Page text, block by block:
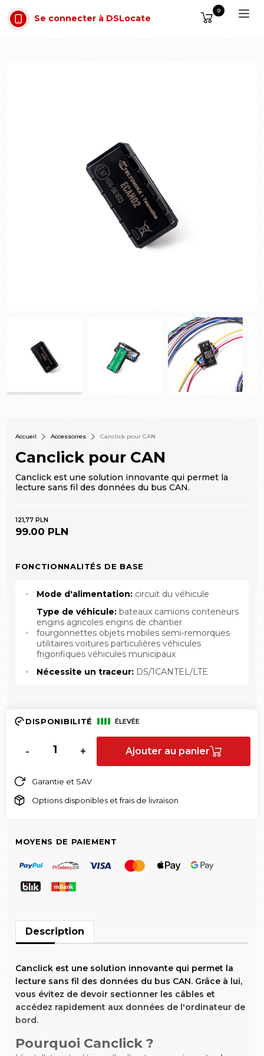
Aller au contenu
Se connecter à DSLocate
0
Accueil Accessoires Canclick pour CAN
Canclick pour CAN
Canclick est une solution innovante qui permet la
lecture sans fil des données du bus CAN.
121,77 PLN
99.00 PLN
FONCTIONNALITÉS DE BASE
Mode d'alimentation: circuit du véhicule
Type de véhicule: bateaux camions conteneurs
engins agricoles engins de chantier
fourgonnettes objets mobiles semi-remorques
utilitaires voitures particulières véhicules
frigorifiques véhicules municipaux
Nécessite un traceur: DS/1CANTEL/LTE
DISPONIBILITÉ ÉLEVÉE
- + Ajouter au panier
Garantie et SAV
Options disponibles et frais de livraison
MOYENS DE PAIEMENT
Description
Canclick est une solution innovante qui permet la
lecture sans fil des données du bus CAN. Grâce à lui,
vous évitez de devoir sectionner les câbles et
accédez rapidement aux données de l'ordinateur de
bord.
Pourquoi Canclick ?